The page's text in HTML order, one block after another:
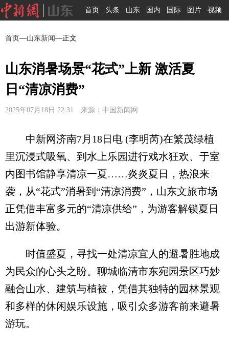
首页 头条 山东 国内 国际 图片 视频
首页—山东新闻—正文
山东消暑场景“花式”上新 激活夏
日“清凉消费”
2025年07月18日 22:31 来源：中国新闻网
中新网济南7月18日电 (李明芮)在繁茂绿植
里沉浸式吸氧、到水上乐园进行戏水狂欢、于室
内图书馆静享清凉一夏……炎炎夏日，热浪来
袭，从“花式”消暑到“清凉消费”，山东文旅市场
正凭借丰富多元的“清凉供给”，为游客解锁夏日
出游新体验。
时值盛夏，寻找一处清凉宜人的避暑胜地成
为民众的心头之盼。聊城临清市东宛园景区巧妙
融合山水、建筑与植被，凭借其独特的园林景观
和多样的休闲娱乐设施，吸引众多游客前来避暑
游玩。